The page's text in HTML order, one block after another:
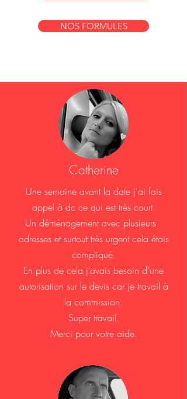
NOS FORMULES
Catherine
Une semaine avant la date j'ai fais
appel à dc ce qui est très court.
Un déménagement avec plusieurs
adresses et surtout très urgent cela étais
compliqué.
En plus de cela j’avais besoin d’une
autorisation sur le devis car je travail à
la commission.
Super travail.
Merci pour votre aide.